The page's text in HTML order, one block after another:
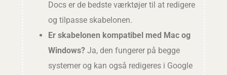
Docs er de bedste værktøjer til at redigere
og tilpasse skabelonen.
Er skabelonen kompatibel med Mac og
Windows?Ja, den fungerer på begge
systemer og kan også redigeres i Google